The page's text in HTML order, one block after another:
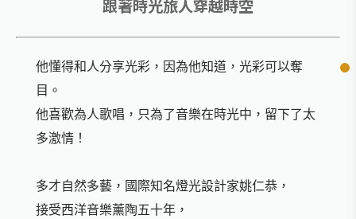
跟著時光旅人穿越時空
他懂得和人分享光彩，因為他知道，光彩可以奪
目。
他喜歡為人歌唱，只為了音樂在時光中，留下了太
多激情！
多才自然多藝，國際知名燈光設計家姚仁恭，
接受西洋音樂薰陶五十年，